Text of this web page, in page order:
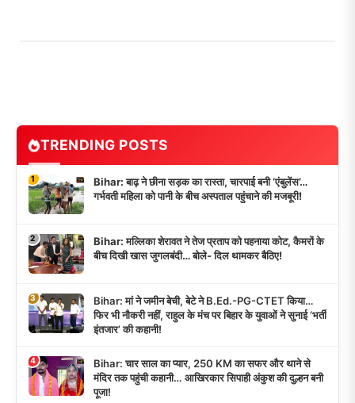
TRENDING POSTS
1
Bihar: बाढ़ ने छीना सड़क का रास्ता, चारपाई बनी ‘एंबुलेंस’…
गर्भवती महिला को पानी के बीच अस्पताल पहुंचाने की मजबूरी!
2
Bihar: मल्लिका शेरावत ने तेज प्रताप को पहनाया कोट, कैमरों के
बीच दिखी खास जुगलबंदी… बोले- दिल थामकर बैठिए!
3
Bihar: मां ने जमीन बेची, बेटे ने B.Ed.-PG-CTET किया…
फिर भी नौकरी नहीं, राहुल के मंच पर बिहार के युवाओं ने सुनाई ‘भर्ती
इंतजार’ की कहानी!
4
Bihar: चार साल का प्यार, 250 KM का सफर और थाने से
मंदिर तक पहुंची कहानी… आखिरकार सिपाही अंकुश की दुल्हन बनी
पूजा!